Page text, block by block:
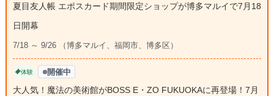
夏目友人帳 エポスカード期間限定ショップが博多マルイで7月18
日開幕
7/18 ～ 9/26 （博多マルイ、福岡市、博多区）
体験 開催中
大人気！魔法の美術館がBOSS E・ZO FUKUOKAに再登場！7月